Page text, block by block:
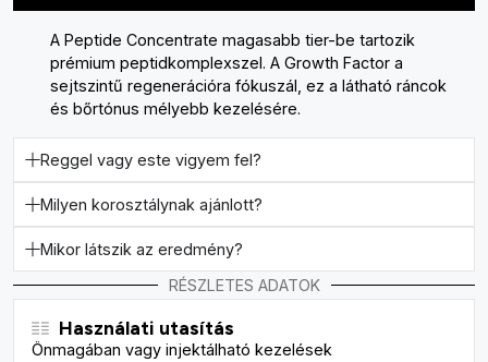
A Peptide Concentrate magasabb tier-be tartozik
prémium peptidkomplexszel. A Growth Factor a
sejtszintű regenerációra fókuszál, ez a látható ráncok
és bőrtónus mélyebb kezelésére.
Reggel vagy este vigyem fel?
Milyen korosztálynak ajánlott?
Mikor látszik az eredmény?
RÉSZLETES ADATOK
Használati utasítás
Önmagában vagy injektálható kezelések